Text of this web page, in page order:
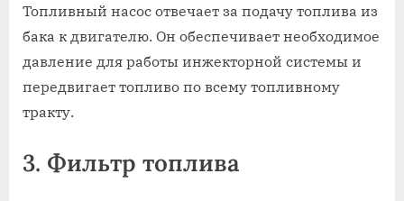
Топливный насос отвечает за подачу топлива из
бака к двигателю. Он обеспечивает необходимое
давление для работы инжекторной системы и
передвигает топливо по всему топливному
тракту.
3. Фильтр топлива